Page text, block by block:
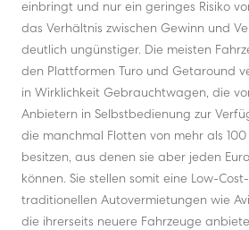
einbringt und nur ein geringes Risiko
das Verhältnis zwischen Gewinn und
deutlich ungünstiger. Die meisten
den Plattformen Turo und Getaround
in Wirklichkeit Gebrauchtwagen, die
Anbietern in Selbstbedienung zur
die manchmal Flotten von mehr als
besitzen, aus denen sie aber jeden
können. Sie stellen somit eine Low-
traditionellen Autovermietungen wie
die ihrerseits neuere Fahrzeuge